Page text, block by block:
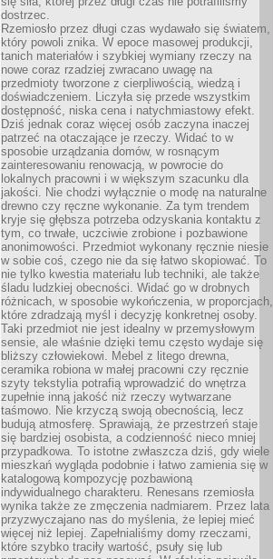
dostrzec.
Rzemiosło przez długi czas wydawało się światem,
który powoli znika. W epoce masowej produkcji,
tanich materiałów i szybkiej wymiany rzeczy na
nowe coraz rzadziej zwracano uwagę na
przedmioty tworzone z cierpliwością, wiedzą i
doświadczeniem. Liczyła się przede wszystkim
dostępność, niska cena i natychmiastowy efekt.
Dziś jednak coraz więcej osób zaczyna inaczej
patrzeć na otaczające je rzeczy. Widać to w
sposobie urządzania domów, w rosnącym
zainteresowaniu renowacją, w powrocie do
lokalnych pracowni i w większym szacunku dla
jakości. Nie chodzi wyłącznie o modę na naturalne
drewno czy ręczne wykonanie. Za tym trendem
kryje się głębsza potrzeba odzyskania kontaktu z
tym, co trwałe, uczciwie zrobione i pozbawione
anonimowości. Przedmiot wykonany ręcznie niesie
w sobie coś, czego nie da się łatwo skopiować. To
nie tylko kwestia materiału lub techniki, ale także
śladu ludzkiej obecności. Widać go w drobnych
różnicach, w sposobie wykończenia, w proporcjach,
które zdradzają myśl i decyzję konkretnej osoby.
Taki przedmiot nie jest idealny w przemysłowym
sensie, ale właśnie dzięki temu często wydaje się
bliższy człowiekowi. Mebel z litego drewna,
ceramika robiona w małej pracowni czy ręcznie
szyty tekstylia potrafią wprowadzić do wnętrza
zupełnie inną jakość niż rzeczy wytwarzane
taśmowo. Nie krzyczą swoją obecnością, lecz
budują atmosferę. Sprawiają, że przestrzeń staje
się bardziej osobista, a codzienność nieco mniej
przypadkowa. To istotne zwłaszcza dziś, gdy wiele
mieszkań wygląda podobnie i łatwo zamienia się w
katalogową kompozycję pozbawioną
indywidualnego charakteru. Renesans rzemiosła
wynika także ze zmęczenia nadmiarem. Przez lata
przyzwyczajano nas do myślenia, że lepiej mieć
więcej niż lepiej. Zapełnialiśmy domy rzeczami,
które szybko traciły wartość, psuły się lub